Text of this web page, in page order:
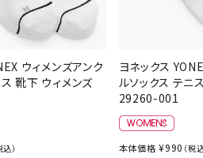
サルボール
ーバッグ
ジュ
ユニ
イン
その他
バッグ
メンテ
ニン
ルト
ボディー・ウエストバッグ
ダッフル・ボストンバッグ
テニスバッグ
その他バッグ
FINTA
ウィメンズアンク
靴下 ウィメンズ
込）
ヨネックス
ルソックス テニ
29260-001
本体価格 ¥990 （税